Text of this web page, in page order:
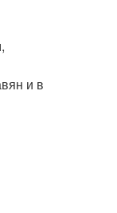
и в